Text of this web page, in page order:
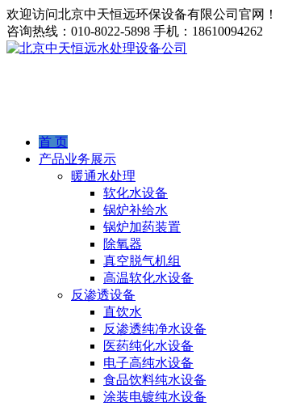
欢迎访问北京中天恒远环保设备有限公司官网！
咨询热线： 010-8022-5898 手机： 18610094262
首 页
产品业务展示
暖通水处理
软化水设备
锅炉补给水
锅炉加药装置
除氧器
真空脱气机组
高温软化水设备
反渗透设备
直饮水
反渗透纯净水设备
医药纯化水设备
电子高纯水设备
食品饮料纯水设备
涂装电镀纯水设备